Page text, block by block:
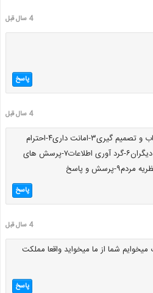
4 سال قبل
پاسخ
4 سال قبل
۱-طبقه بندی کلمات۲-انتخاب و تصمیم گیری۳-امانت داری۴-احترام
والدین۵-اهمیت دادن به دیگران۶-گرد آوری اطلاعات۷-پرسش های
پاسخ
4 سال قبل
شما از ما میخواید واقعا مملکت
پاسخ